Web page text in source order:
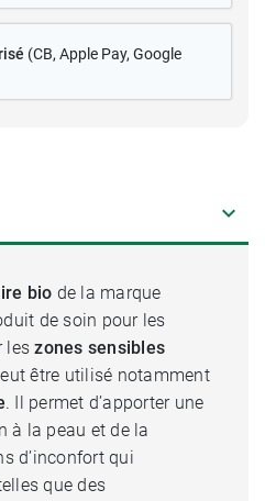
(CB, Apple Pay, Google
bio de la marque
de soin pour les
les zones sensibles
être utilisé notamment
. Il permet d’apporter une
à la peau et de la
d’inconfort qui
que des